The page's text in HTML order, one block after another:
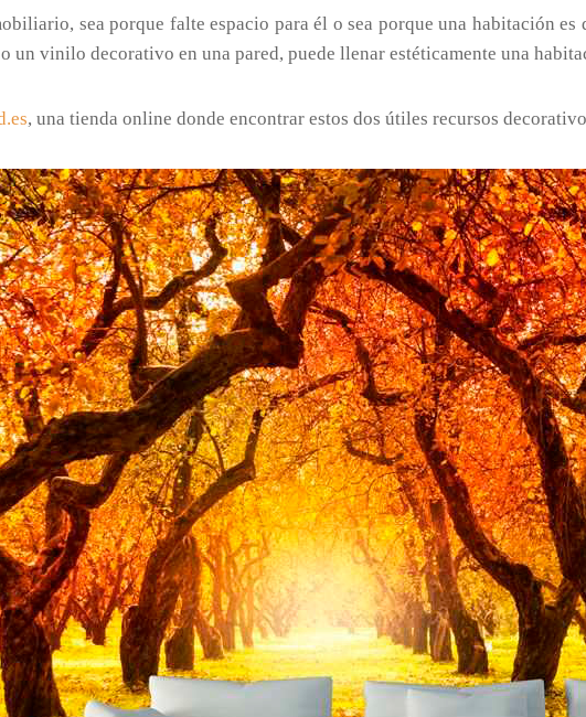
sea porque falte espacio para él o sea porque una habitación
un vinilo decorativo en una pared, puede llenar estéticamente una
, una tienda online donde encontrar estos dos útiles recursos